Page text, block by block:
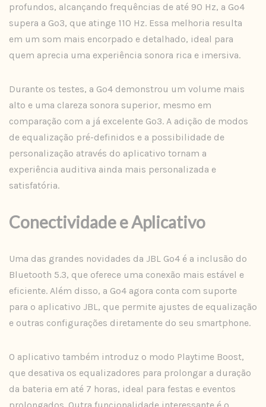
profundos, alcançando frequências de até 90 Hz, a Go4
supera a Go3, que atinge 110 Hz. Essa melhoria resulta
em um som mais encorpado e detalhado, ideal para
quem aprecia uma experiência sonora rica e imersiva.
Durante os testes, a Go4 demonstrou um volume mais
alto e uma clareza sonora superior, mesmo em
comparação com a já excelente Go3. A adição de modos
de equalização pré-definidos e a possibilidade de
personalização através do aplicativo tornam a
experiência auditiva ainda mais personalizada e
satisfatória.
Conectividade e Aplicativo
Uma das grandes novidades da JBL Go4 é a inclusão do
Bluetooth 5.3, que oferece uma conexão mais estável e
eficiente. Além disso, a Go4 agora conta com suporte
para o aplicativo JBL, que permite ajustes de equalização
e outras configurações diretamente do seu smartphone.
O aplicativo também introduz o modo Playtime Boost,
que desativa os equalizadores para prolongar a duração
da bateria em até 7 horas, ideal para festas e eventos